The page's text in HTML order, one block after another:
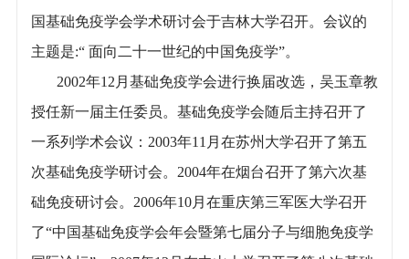
国基础免疫学会学术研讨会于吉林大学召开。会议的
主题是:“ 面向二十一世纪的中国免疫学”。
2002年12月基础免疫学会进行换届改选，吴玉章教
授任新一届主任委员。基础免疫学会随后主持召开了
一系列学术会议：2003年11月在苏州大学召开了第五
次基础免疫学研讨会。2004年在烟台召开了第六次基
础免疫研讨会。2006年10月在重庆第三军医大学召开
了“中国基础免疫学会年会暨第七届分子与细胞免疫学